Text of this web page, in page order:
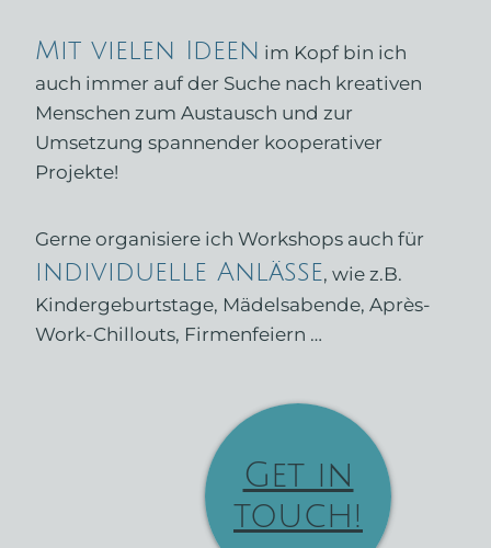
Mit vielen Ideen im Kopf bin ich
auch immer auf der Suche nach kreativen
Menschen zum Austausch und zur
Umsetzung spannender kooperativer
Projekte!
Gerne organisiere ich Workshops auch für
individuelle Anlässe, wie z.B.
Kindergeburtstage, Mädelsabende, Après-
Work-Chillouts, Firmenfeiern …
Get in
touch!